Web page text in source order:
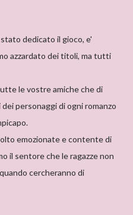
stato dedicato il gioco, e'
azzardato dei titoli, ma tutti
le vostre amiche che di
personaggi di ogni romanzo
emozionate e contente di
il sentore che le ragazze non
cercheranno di